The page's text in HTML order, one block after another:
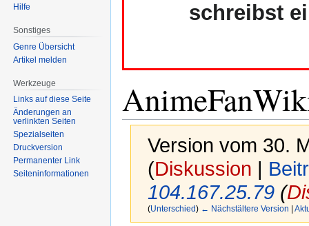
schreibst
Version vom 30.
(Diskussion |
104.167.25.79(
(Unterschied) ← Nächstältere Version |
Hilfe
Sonstiges
Genre Übersicht
Artikel melden
Werkzeuge
Links auf diese Seite
Änderungen an
verlinkten Seiten
Spezialseiten
Druckversion
Permanenter Link
Seiten­informationen